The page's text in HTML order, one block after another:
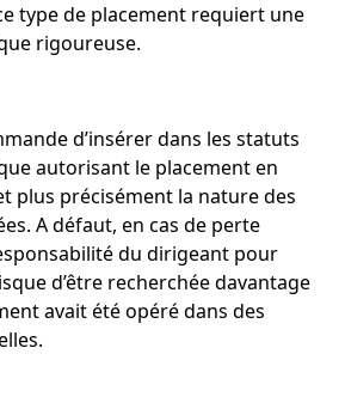
type de placement requiert une
rigoureuse.
d’insérer dans les statuts
autorisant le placement en
plus précisément la nature des
A défaut, en cas de perte
du dirigeant pour
d’être recherchée davantage
avait été opéré dans des